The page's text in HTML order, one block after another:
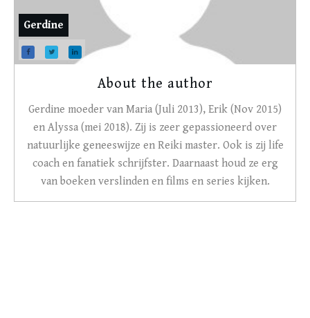
Gerdine
About the author
Gerdine moeder van Maria (Juli 2013), Erik (Nov 2015)
en Alyssa (mei 2018). Zij is zeer gepassioneerd over
natuurlijke geneeswijze en Reiki master. Ook is zij life
coach en fanatiek schrijfster. Daarnaast houd ze erg
van boeken verslinden en films en series kijken.